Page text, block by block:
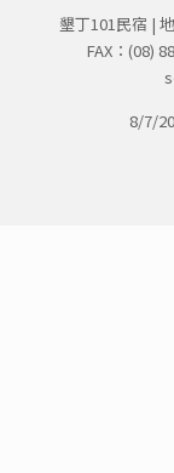
墾丁101民宿 |
FAX： (08)
8/7/